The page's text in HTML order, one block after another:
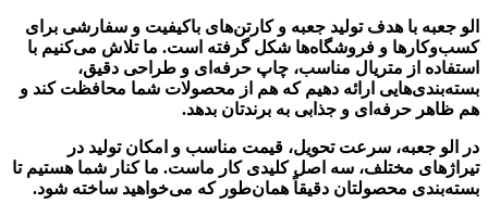
الو جعبه با هدف تولید جعبه و کارتن‌های باکیفیت و سفارشی برای
کسب‌وکارها و فروشگاه‌ها شکل گرفته است. ما تلاش می‌کنیم با
استفاده از متریال مناسب، چاپ حرفه‌ای و طراحی دقیق،
بسته‌بندی‌هایی ارائه دهیم که هم از محصولات شما محافظت کند و
هم ظاهر حرفه‌ای و جذابی به برندتان بدهد.
در الو جعبه، سرعت تحویل، قیمت مناسب و امکان تولید در
تیراژهای مختلف، سه اصل کلیدی کار ماست. ما کنار شما هستیم تا
بسته‌بندی محصولتان دقیقاً همان‌طور که می‌خواهید ساخته شود.